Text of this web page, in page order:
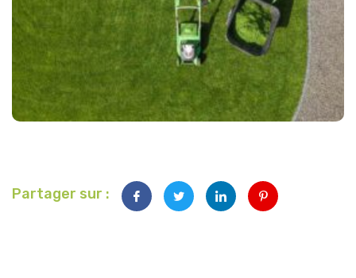
Partager sur :